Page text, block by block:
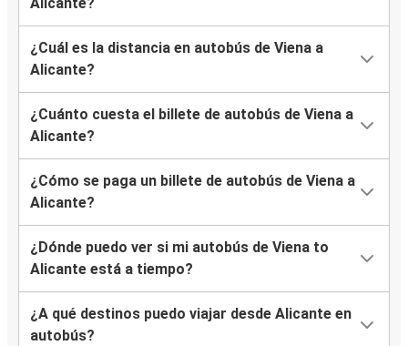
¿Cuál es la distancia en autobús de Viena a
Alicante?
¿Cuánto cuesta el billete de autobús de Viena a
Alicante?
¿Cómo se paga un billete de autobús de Viena a
Alicante?
¿Dónde puedo ver si mi autobús de Viena to
Alicante está a tiempo?
¿A qué destinos puedo viajar desde Alicante en
autobús?